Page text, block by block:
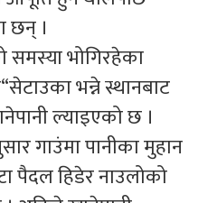
छन् ।
समस्या भोगिरहेका
भन्ने स्थानबाट
ल्याइएको छ ।
गाउंमा पानीका मुहान
पैदल हिडेर नाउलोको